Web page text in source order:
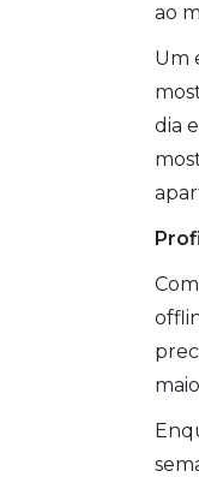
ao
Um
dia